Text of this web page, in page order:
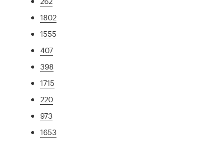
1802
1555
407
398
1715
220
973
1653